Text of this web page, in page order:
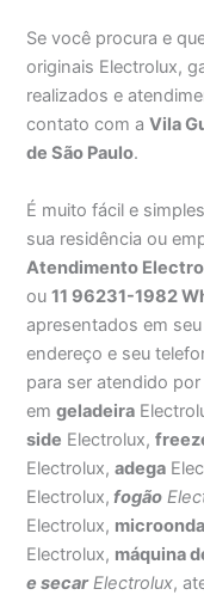
Se você procura e
originais Electrolux,
realizados e
contato com aVila
de São Paulo.
É muito fácil e
sua residência ou
Atendimento
ou11 96231-1982
apresentados em
endereço e seu
para ser atendido
emgeladeira
side Electrolux,
Electrolux,adega
Electrolux, fogão
Electrolux,
Electrolux, máquina
e secarElectrolux,